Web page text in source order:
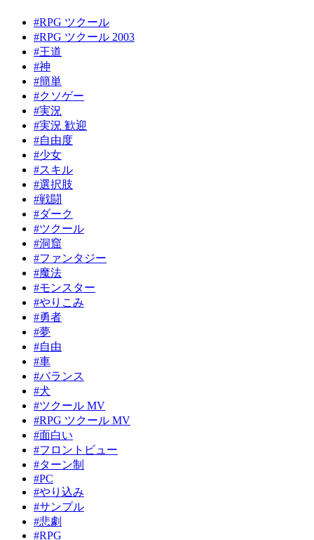
#RPG ツクール
#RPG ツクール 2003
#王道
#神
#簡単
#クソゲー
#実況
#実況 歓迎
#自由度
#少女
#スキル
#選択肢
#戦闘
#ダーク
#ツクール
#洞窟
#ファンタジー
#魔法
#モンスター
#やりこみ
#勇者
#夢
#自由
#車
#バランス
#犬
#ツクール MV
#RPG ツクール MV
#面白い
#フロントビュー
#ターン制
#PC
#やり込み
#サンプル
#悲劇
#RPG